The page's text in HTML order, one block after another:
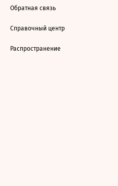
Обратная связь
Справочный центр
Распространение